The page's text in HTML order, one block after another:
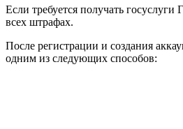
Если требуется получать
всех штрафах.
После регистрации и создания
одним из следующих способов: